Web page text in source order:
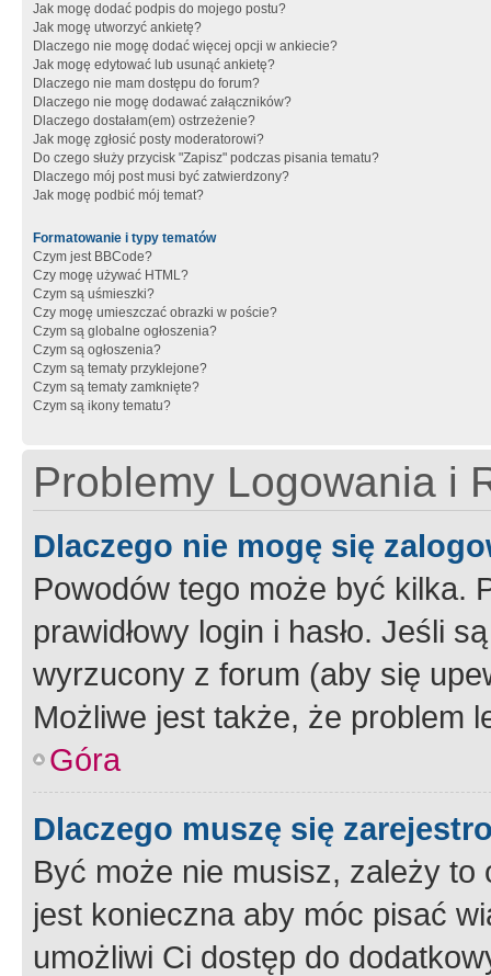
Jak mogę dodać podpis do mojego postu?
Jak mogę utworzyć ankietę?
Dlaczego nie mogę dodać więcej opcji w ankiecie?
Jak mogę edytować lub usunąć ankietę?
Dlaczego nie mam dostępu do forum?
Dlaczego nie mogę dodawać załączników?
Dlaczego dostałam(em) ostrzeżenie?
Jak mogę zgłosić posty moderatorowi?
Do czego służy przycisk "Zapisz" podczas pisania tematu?
Dlaczego mój post musi być zatwierdzony?
Jak mogę podbić mój temat?
Formatowanie i typy tematów
Czym jest BBCode?
Czy mogę używać HTML?
Czym są uśmieszki?
Czy mogę umieszczać obrazki w poście?
Czym są globalne ogłoszenia?
Czym są ogłoszenia?
Czym są tematy przyklejone?
Czym są tematy zamknięte?
Czym są ikony tematu?
Problemy Logowania i
Dlaczego nie mogę się
Powodów tego może być kilka.
prawidłowy login i hasło. Jeśli
wyrzucony z forum (aby się
Możliwe jest także, że problem
Góra
Dlaczego muszę się
Być może nie musisz, zależy
jest konieczna aby móc pisać
umożliwi Ci dostęp do